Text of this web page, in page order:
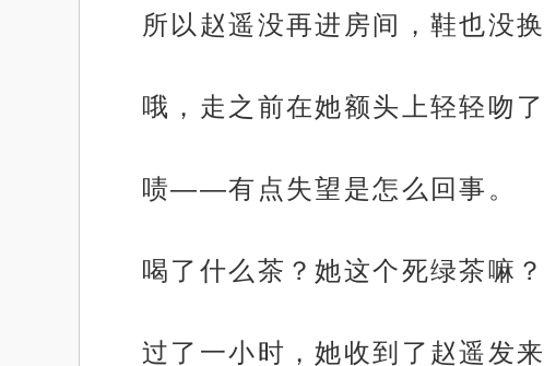
所以赵遥没再进房间，鞋也没
哦，走之前在她额头上轻轻吻了
啧——有点失望是怎么回事。
喝了什么茶？她这个死绿茶嘛？
过了一小时，她收到了赵遥发来